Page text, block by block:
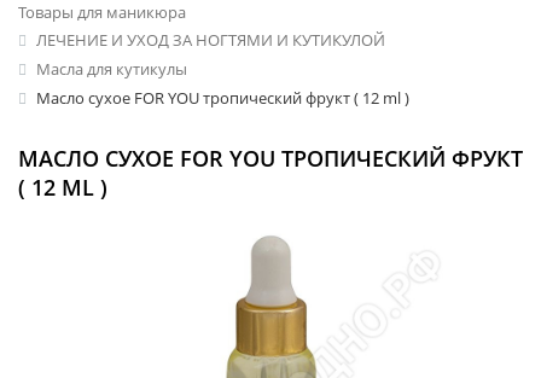
Товары для маникюра
ЛЕЧЕНИЕ И УХОД ЗА НОГТЯМИ И КУТИКУЛОЙ
Масла для кутикулы
Масло сухое FOR YOU тропический фрукт ( 12 ml )
МАСЛО СУХОЕ FOR YOU ТРОПИЧЕСКИЙ ФРУКТ
( 12 ML )